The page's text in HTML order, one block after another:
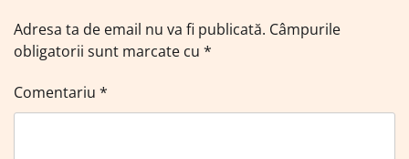
Adresa ta de email nu va fi publicată. Câmpurile
obligatorii sunt marcate cu *
Comentariu *